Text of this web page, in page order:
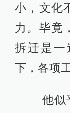
小，文化
力。毕竟
拆迁是一
下，各项
他似乎